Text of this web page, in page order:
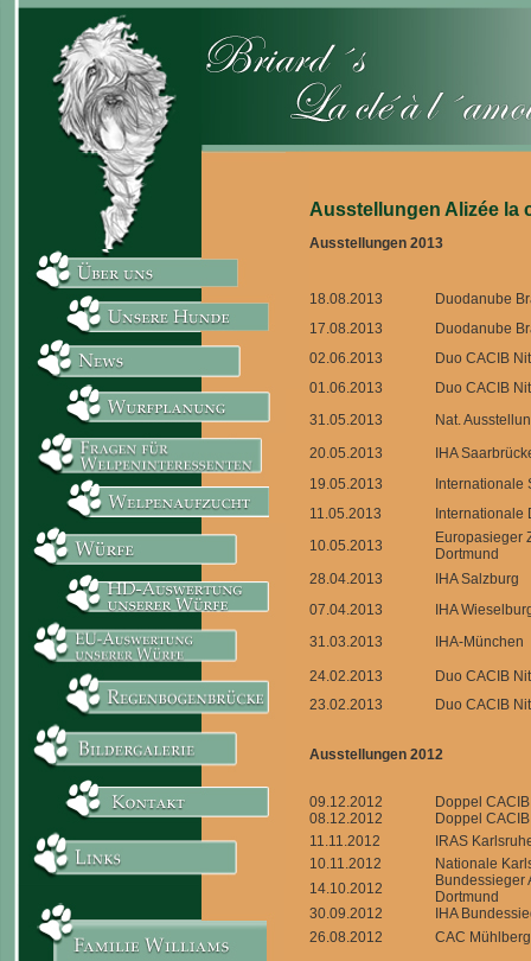
Ausstellungen Alizée la
Ausstellungen 2013
18.08.2013
Duodanube
17.08.2013
Duodanube
02.06.2013
Duo CACIB
01.06.2013
Duo CACIB
31.05.2013
Nat.
20.05.2013
IHA
19.05.2013
Internationale
11.05.2013
Internationale
10.05.2013
Europasieger
Dortmund
28.04.2013
IHA Salzburg
07.04.2013
IHA
31.03.2013
IHA-München
24.02.2013
Duo CACIB
23.02.2013
Duo CACIB
Ausstellungen 2012
09.12.2012
Doppel
08.12.2012
Doppel
11.11.2012
IRAS
10.11.2012
Nationale
14.10.2012
Bundessieger
Dortmund
30.09.2012
IHA
26.08.2012
CAC Mühlberg